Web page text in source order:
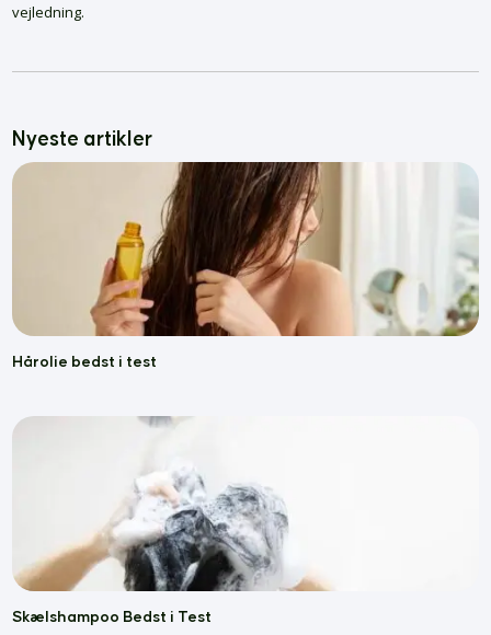
vejledning.
Nyeste artikler
Hårolie bedst i test
Skælshampoo Bedst i Test